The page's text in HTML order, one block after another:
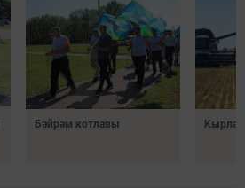
Бәйрәм котлавы